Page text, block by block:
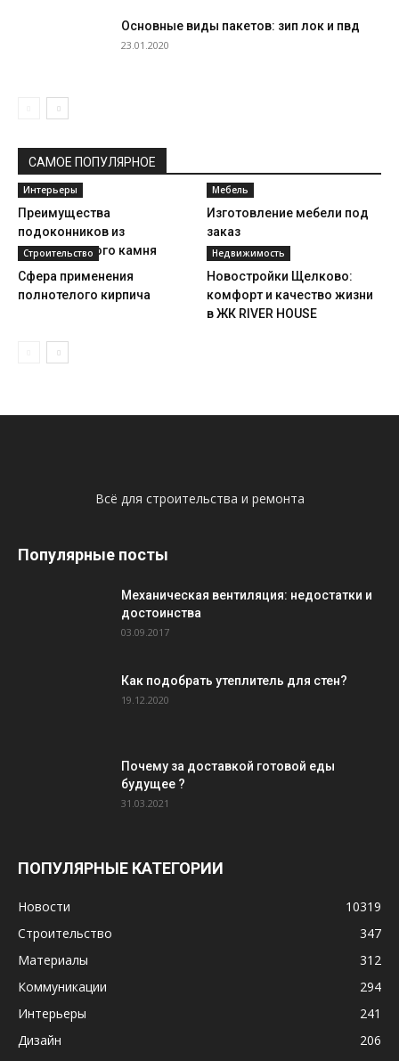
Основные виды пакетов: зип лок и пвд
23.01.2020
САМОЕ ПОПУЛЯРНОЕ
Интерьеры
Преимущества
подоконников из
искусственного камня
Мебель
Изготовление мебели под
заказ
Строительство
Сфера применения
полнотелого кирпича
Недвижимость
Новостройки Щелково:
комфорт и качество жизни
в ЖК RIVER HOUSE
Всё для строительства и ремонта
Популярные посты
Механическая вентиляция: недостатки и
достоинства
03.09.2017
Как подобрать утеплитель для стен?
19.12.2020
Почему за доставкой готовой еды
будущее ?
31.03.2021
ПОПУЛЯРНЫЕ КАТЕГОРИИ
Новости
10319
Строительство
347
Материалы
312
Коммуникации
294
Интерьеры
241
Дизайн
206